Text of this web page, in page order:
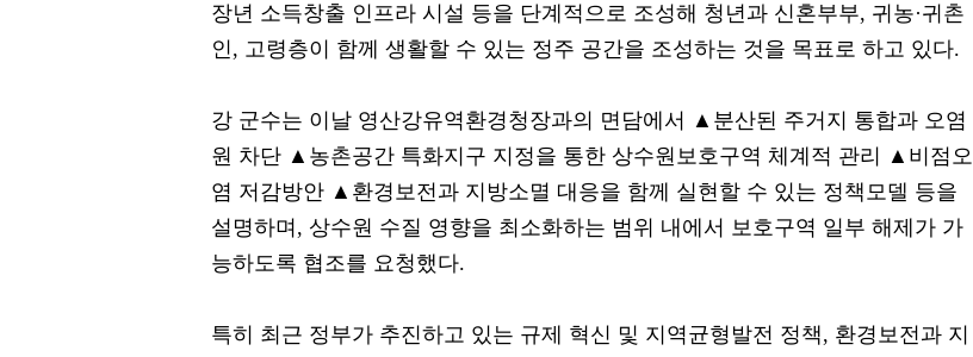
장년 소득창출 인프라 시설 등을 단계적으로 조성해 청년과 신혼부부, 귀농·귀촌
인, 고령층이 함께 생활할 수 있는 정주 공간을 조성하는 것을 목표로 하고 있다.
강 군수는 이날 영산강유역환경청장과의 면담에서 ▲분산된 주거지 통합과 오염
원 차단 ▲농촌공간 특화지구 지정을 통한 상수원보호구역 체계적 관리 ▲비점오
염 저감방안 ▲환경보전과 지방소멸 대응을 함께 실현할 수 있는 정책모델 등을
설명하며, 상수원 수질 영향을 최소화하는 범위 내에서 보호구역 일부 해제가 가
능하도록 협조를 요청했다.
특히 최근 정부가 추진하고 있는 규제 혁신 및 지역균형발전 정책, 환경보전과 지